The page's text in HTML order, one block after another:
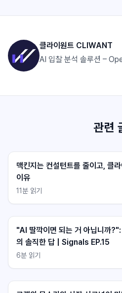
클라이원트 CLIWANT
AI 입찰 분석 솔루션 –
관련
맥킨지는 컨설턴트를 줄이고, 클
이유
11 분 읽기
"AI 딸깍이면 되는 거 아닙니까
의 솔직한 답 | Signals EP.15
6분 읽기